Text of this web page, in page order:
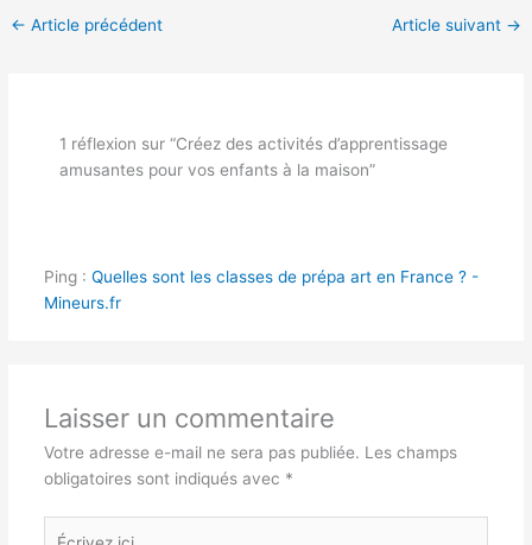
← Article précédent Article suivant →
1 réflexion sur “Créez des activités d’apprentissage
amusantes pour vos enfants à la maison”
Ping : Quelles sont les classes de prépa art en France ? -
Mineurs.fr
Laisser un commentaire
Votre adresse e-mail ne sera pas publiée. Les champs
obligatoires sont indiqués avec *
Écrivez